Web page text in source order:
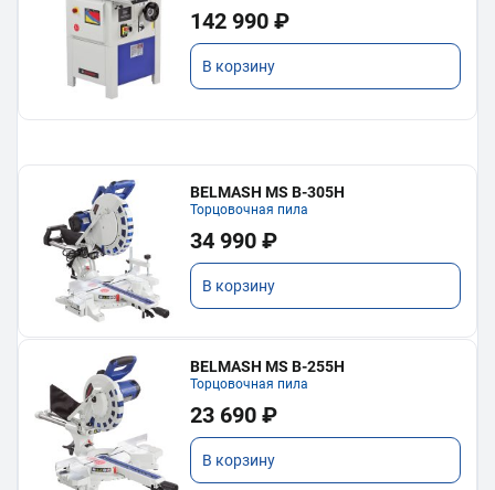
142 990 ₽
В корзину
BELMASH MS B-305H
Торцовочная пила
34 990 ₽
В корзину
BELMASH MS B-255H
Торцовочная пила
23 690 ₽
В корзину